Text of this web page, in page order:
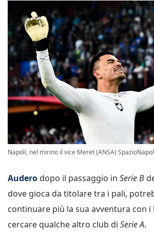
Napoli, nel mirino il vice Meret (ANSA)
Audero dopo il passaggio in Serie B
dove gioca da titolare tra i pali,
continuare più la sua avventura con
cercare qualche altro club di Serie A.